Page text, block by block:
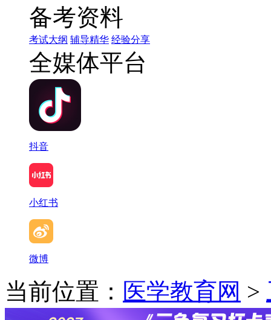
备考资料
考试大纲 辅导精华 经验分享
全媒体平台
抖音
小红书
微博
当前位置： 医学教育网 >